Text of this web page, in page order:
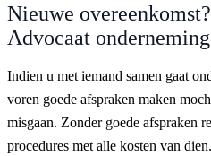
Nieuwe
Advocaat
Indien u met iemand samen gaat
voren goede afspraken maken
misgaan. Zonder goede afspraken
procedures met alle kosten van